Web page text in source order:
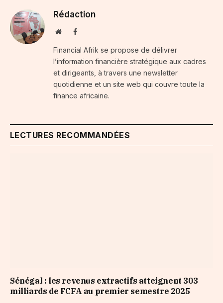
Rédaction
WebsiteFacebook
Financial Afrik se propose de délivrer
l’information financière stratégique aux cadres
et dirigeants, à travers une newsletter
quotidienne et un site web qui couvre toute la
finance africaine.
LECTURES RECOMMANDÉES
Sénégal : les revenus extractifs atteignent 303
milliards de FCFA au premier semestre 2025